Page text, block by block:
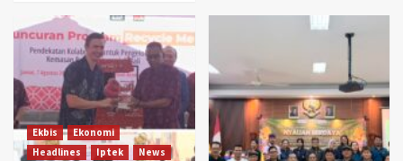
Ekbis
Ekonomi
Headlines
Iptek
News